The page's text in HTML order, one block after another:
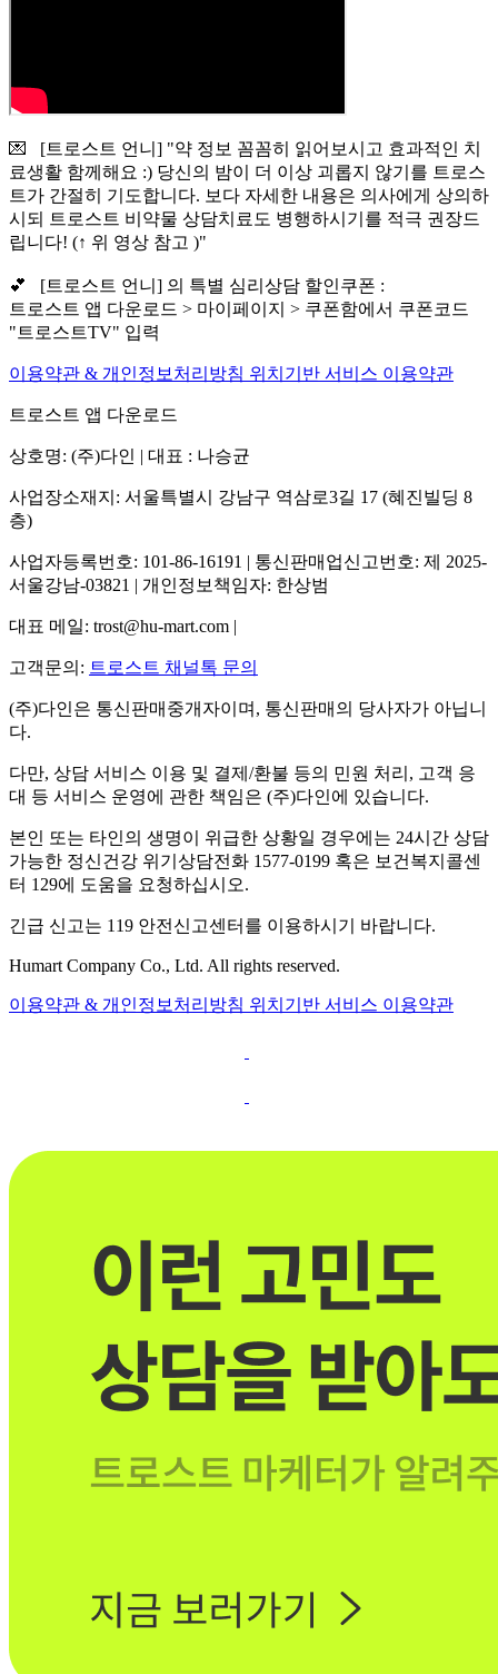
💌 [트로스트 언니] "약 정보 꼼꼼히 읽어보시고 효과적인 치
료생활 함께해요 :) 당신의 밤이 더 이상 괴롭지 않기를 트로스
트가 간절히 기도합니다. 보다 자세한 내용은 의사에게 상의하
시되 트로스트 비약물 상담치료도 병행하시기를 적극 권장드
립니다! (↑ 위 영상 참고 )"
💕 [트로스트 언니] 의 특별 심리상담 할인쿠폰 :
트로스트 앱 다운로드 > 마이페이지 > 쿠폰함에서 쿠폰코드
"트로스트TV" 입력
이용약관 & 개인정보처리방침 위치기반 서비스 이용약관
트로스트 앱 다운로드
상호명: (주)다인 | 대표 : 나승균
사업장소재지: 서울특별시 강남구 역삼로3길 17 (혜진빌딩 8
층)
사업자등록번호: 101-86-16191 | 통신판매업신고번호: 제 2025-
서울강남-03821 | 개인정보책임자: 한상범
대표 메일: trost@hu-mart.com |
고객문의: 트로스트 채널톡 문의
(주)다인은 통신판매중개자이며, 통신판매의 당사자가 아닙니
다.
다만, 상담 서비스 이용 및 결제/환불 등의 민원 처리, 고객 응
대 등 서비스 운영에 관한 책임은 (주)다인에 있습니다.
본인 또는 타인의 생명이 위급한 상황일 경우에는 24시간 상담
가능한 정신건강 위기상담전화 1577-0199 혹은 보건복지콜센
터 129에 도움을 요청하십시오.
긴급 신고는 119 안전신고센터를 이용하시기 바랍니다.
Humart Company Co., Ltd. All rights reserved.
이용약관 & 개인정보처리방침 위치기반 서비스 이용약관